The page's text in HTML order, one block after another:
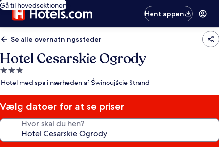
Gå til hovedsektionen
Hent appen
Se alle overnatningssteder
Hotel Cesarskie Ogrody
3.0-
stjernet
Hotel med spa i nærheden af Świnoujście Strand
Vælg datoer for at se priser
Hvor skal du hen?